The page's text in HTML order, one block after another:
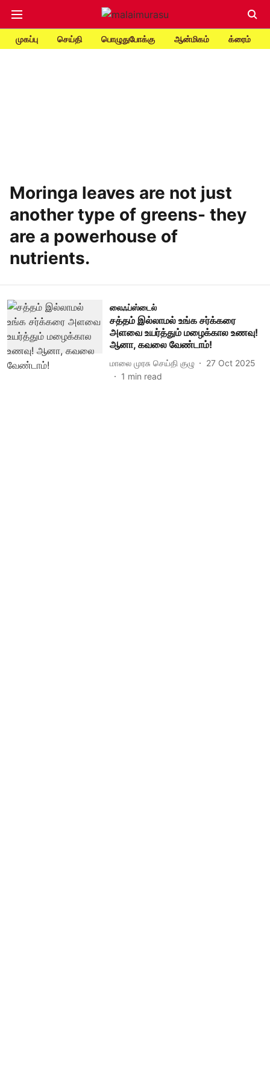
முகப்பு செய்தி பொழுதுபோக்கு ஆன்மிகம் க்ரைம்
Moringa leaves are not just
another type of greens- they
are a powerhouse of
nutrients.
லைஃப்ஸ்டைல்
சத்தம் இல்லாமல் உங்க சர்க்கரை
அளவை உயர்த்தும் மழைக்கால உணவு!
ஆனா, கவலை வேண்டாம்!
மாலை முரசு செய்தி குழு
27 Oct 2025
1 min read